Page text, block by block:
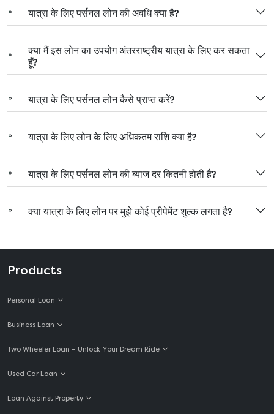
यात्रा के लिए पर्सनल लोन की अवधि क्या है?
क्या मैं इस लोन का उपयोग अंतरराष्ट्रीय यात्रा के लिए कर सकता
हूँ?
यात्रा के लिए पर्सनल लोन कैसे प्राप्त करें?
यात्रा के लिए लोन के लिए अधिकतम राशि क्या है?
यात्रा के लिए पर्सनल लोन की ब्याज दर कितनी होती है?
क्या यात्रा के लिए लोन पर मुझे कोई प्रीपेमेंट शुल्क लगता है?
Products
Personal Loan
Business Loan
Two Wheeler Loan – Unlock Your Dream Ride
Used Car Loan
Loan Against Property